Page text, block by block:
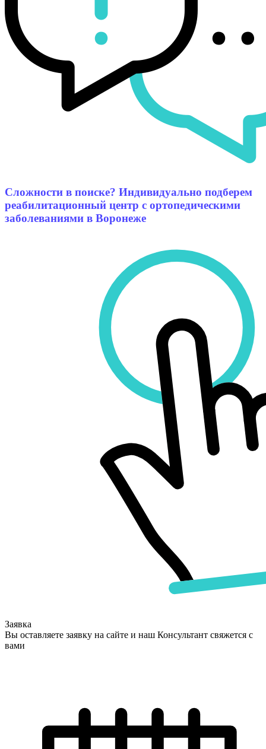
Сложности в поиске? Индивидуально подберем
реабилитационный центр с ортопедическими
заболеваниями в Воронеже
Заявка
Вы оставляете заявку на сайте и наш Консультант свяжется с
вами